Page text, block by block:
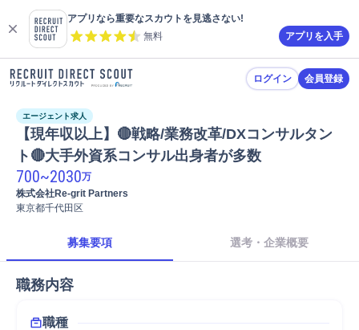
アプリなら重要なスカウトを見逃さない!
無料
アプリを入手
ログイン 会員登録
エージェント求人
【現年収以上】🔴戦略/業務改革/DXコンサルタン
ト🔴大手外資系コンサル出身者が多数
700~2030万
株式会社Re-grit Partners
東京都千代田区
募集要項 選考・企業概要
職務内容
職種